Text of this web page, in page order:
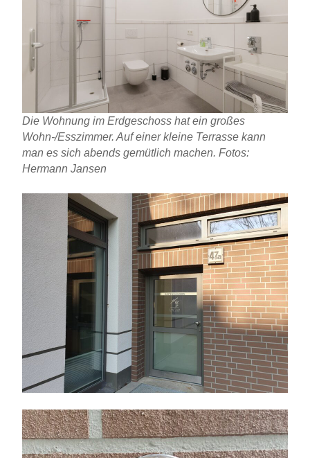
Die Wohnung im Erdgeschoss hat ein großes
Wohn-/Esszimmer. Auf einer kleine Terrasse kann
man es sich abends gemütlich machen. Fotos:
Hermann Jansen